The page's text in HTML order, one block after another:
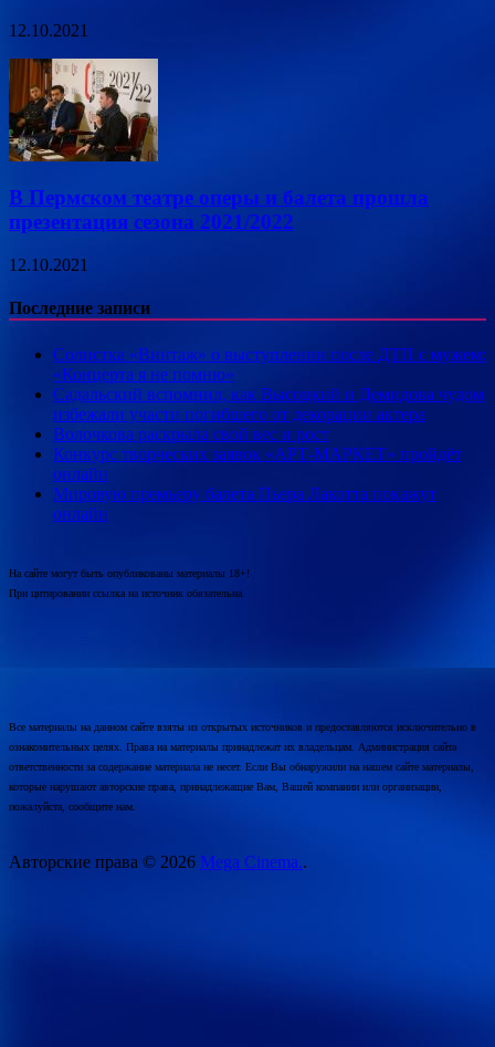
12.10.2021
В Пермском театре оперы и балета прошла
презентация сезона 2021/2022
12.10.2021
Последние записи
Солистка «Винтаж» о выступлении после ДТП с мужем:
«Концерта я не помню»
Садальский вспомнил, как Высоцкий и Демидова чудом
избежали участи погибшего от декорации актера
Волочкова раскрыла свой вес и рост
Конкурс творческих заявок «АРТ-МАРКЕТ» пройдёт
онлайн
Мировую премьеру балета Пьера Лакотта покажут
онлайн
На сайте могут быть опубликованы материалы 18+!
При цитировании ссылка на источник обязательна.
Все материалы на данном сайте взяты из открытых источников и предоставляются исключительно в
ознакомительных целях. Права на материалы принадлежат их владельцам. Администрация сайта
ответственности за содержание материала не несет. Если Вы обнаружили на нашем сайте материалы,
которые нарушают авторские права, принадлежащие Вам, Вашей компании или организации,
пожалуйста, сообщите нам.
Авторские права © 2026 Mega Cinema..